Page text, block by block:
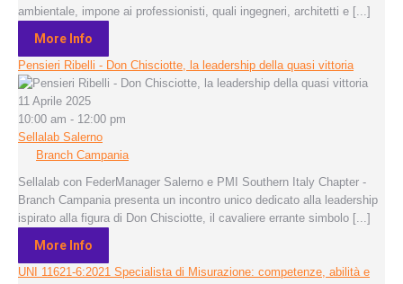
ambientale, impone ai professionisti, quali ingegneri, architetti e [...]
More Info
Pensieri Ribelli - Don Chisciotte, la leadership della quasi vittoria
11 Aprile 2025
10:00 am - 12:00 pm
Sellalab Salerno
Branch Campania
Sellalab con FederManager Salerno e PMI Southern Italy Chapter -
Branch Campania presenta un incontro unico dedicato alla leadership
ispirato alla figura di Don Chisciotte, il cavaliere errante simbolo [...]
More Info
UNI 11621-6:2021 Specialista di Misurazione: competenze, abilità e